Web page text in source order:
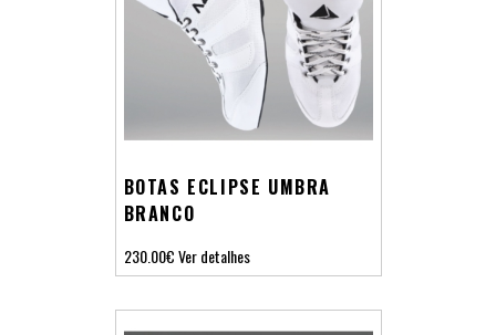
BOTAS ECLIPSE UMBRA
BRANCO
230.00€Ver detalhes